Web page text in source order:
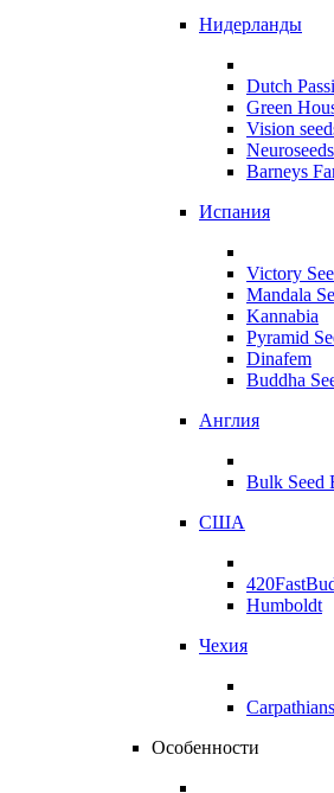
Нидерланды
Dutch
Green
Vision
Neuroseeds
Barneys
Испания
Victory
Mandala
Kannabia
Pyramid
Dinafem
Buddha
Англия
Bulk Seed
США
Humboldt
Чехия
Особенности